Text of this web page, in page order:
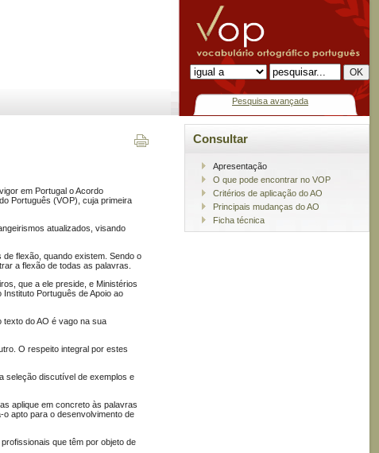
Pesquisa avançada
em Portugal o Acordo
Português (VOP), cuja primeira
atualizados, visando
flexão, quando existem. Sendo o
a flexão de todas as palavras.
que a ele preside, e Ministérios
Português de Apoio ao
do AO é vago na sua
O respeito integral por estes
seleção discutível de exemplos e
aplique em concreto às palavras
apto para o desenvolvimento de
que têm por objeto de
Consultar
Apresentação
O que pode encontrar no VOP
Critérios de aplicação do AO
Principais mudanças do AO
Ficha técnica